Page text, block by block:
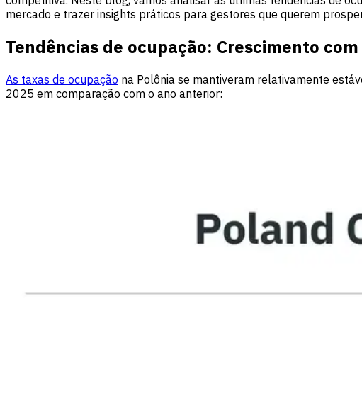
mercado e trazer insights práticos para gestores que querem
Tendências de ocupação: Crescimento
As taxas de ocupação na Polônia se mantiveram relativamente
2025 em comparação com o ano anterior: